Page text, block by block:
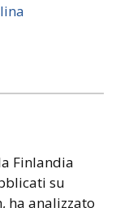
Finlandia
su
ha analizzato